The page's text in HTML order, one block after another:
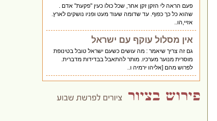
פעם הראה לי הזקן זקן אחר, שכל כולו כעין "פקעת" אדם .
שהוא כל כך כפוף. עד שדומה שעוד מעט ופניו נושקים לארץ.
אזיי,הו..
אין מסלול עוקף עם ישראל
גם זה צריך שיאמר : מה עושים כשעם ישראל טובל בטינופת
מוסרית מנוער מערכיו. מותר להתאבל בבדידות מדברית.
לפרוש מהם [אליהו ירמיה ו..